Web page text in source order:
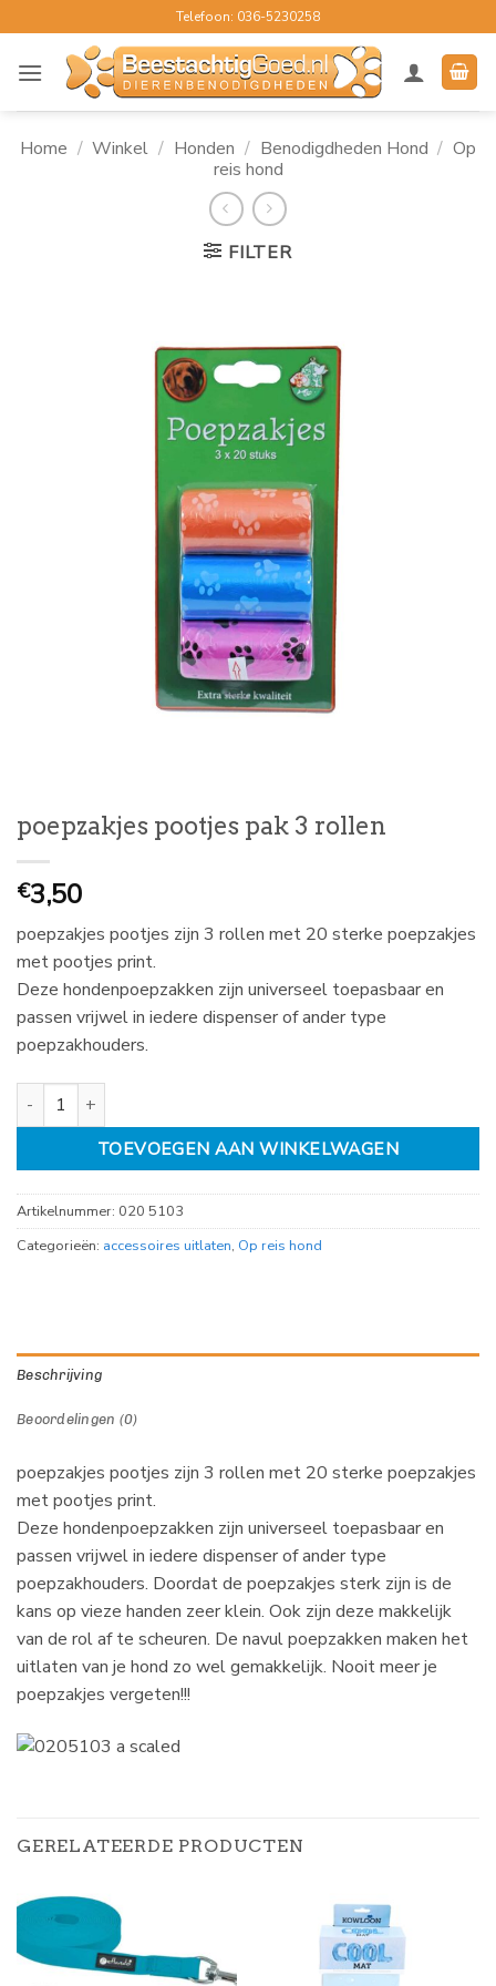
naar
inhoud
Telefoon: 036-5230258
Home / Winkel / Honden / Benodigdheden Hond / Op
reis hond
FILTER
poepzakjes pootjes pak 3 rollen
€3,50
poepzakjes pootjes zijn 3 rollen met 20 sterke poepzakjes
met pootjes print.
Deze hondenpoepzakken zijn universeel toepasbaar en
passen vrijwel in iedere dispenser of ander type
poepzakhouders.
poepzakjes pootjes pak 3 rollen aantal
TOEVOEGEN AAN WINKELWAGEN
Artikelnummer: 020 5103
Categorieën: accessoires uitlaten, Op reis hond
Beschrijving
Beoordelingen (0)
poepzakjes pootjes zijn 3 rollen met 20 sterke poepzakjes
met pootjes print.
Deze hondenpoepzakken zijn universeel toepasbaar en
passen vrijwel in iedere dispenser of ander type
poepzakhouders. Doordat de poepzakjes sterk zijn is de
kans op vieze handen zeer klein. Ook zijn deze makkelijk
van de rol af te scheuren. De navul poepzakken maken het
uitlaten van je hond zo wel gemakkelijk. Nooit meer je
poepzakjes vergeten!!!
GERELATEERDE PRODUCTEN